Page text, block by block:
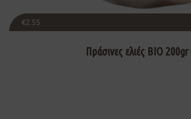
€2.55
Πράσινες ελιές ΒΙΟ 200gr